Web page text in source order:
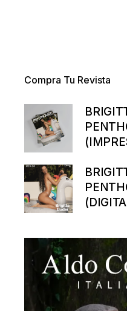
Compra Tu Revista